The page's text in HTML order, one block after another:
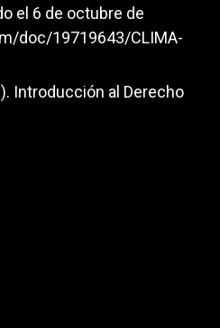
el 6 de octubre de
doc/19719643/CLIMA-
Introducción al Derecho